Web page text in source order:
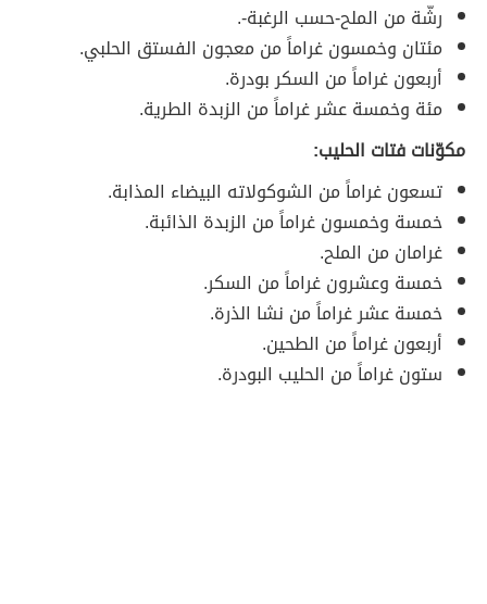
رشّة من الملح-حسب الرغبة-.
مئتان وخمسون غراماً من معجون الفستق الحلبي.
أربعون غراماً من السكر بودرة.
مئة وخمسة عشر غراماً من الزبدة الطرية.
مكوّنات فتات الحليب:
تسعون غراماً من الشوكولاته البيضاء المذابة.
خمسة وخمسون غراماً من الزبدة الذائبة.
غرامان من الملح.
خمسة وعشرون غراماً من السكر.
خمسة عشر غراماً من نشا الذرة.
أربعون غراماً من الطحين.
ستون غراماً من الحليب البودرة.